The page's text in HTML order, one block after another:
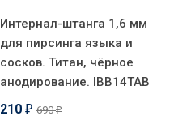
Интернал-штанга 1,6 мм
для пирсинга языка и
сосков. Титан, чёрное
анодирование. IBB14TAB
210 ₽ 690₽